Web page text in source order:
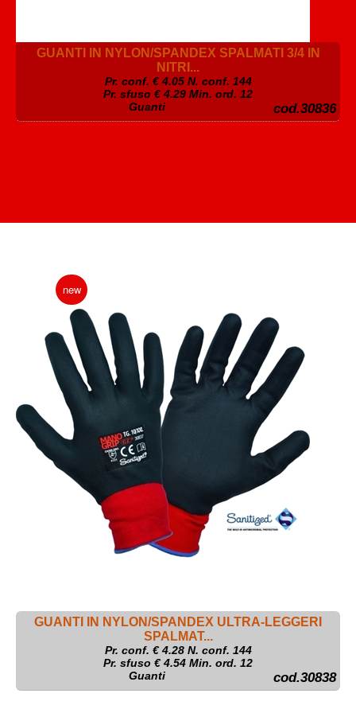
GUANTI IN NYLON/SPANDEX SPALMATI 3/4 IN
NITRI...
Pr. conf. €4.05N. conf. 144
Pr. sfuso € 4.29 Min. ord. 12
Guanti
cod.30836
new
GUANTI IN NYLON/SPANDEX ULTRA-LEGGERI
SPALMAT...
Pr. conf. €4.28N. conf. 144
Pr. sfuso € 4.54 Min. ord. 12
Guanti
cod.30838